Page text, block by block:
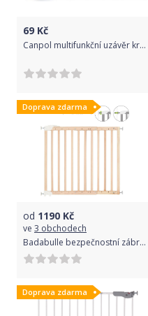
69 Kč
Canpol multifunkční uzávěr krátký 2 ks Modrá
Doprava zdarma
od 1190 Kč
ve 3 obchodech
Badabulle bezpečnostní zábrana DECO POP přírodní
Doprava zdarma